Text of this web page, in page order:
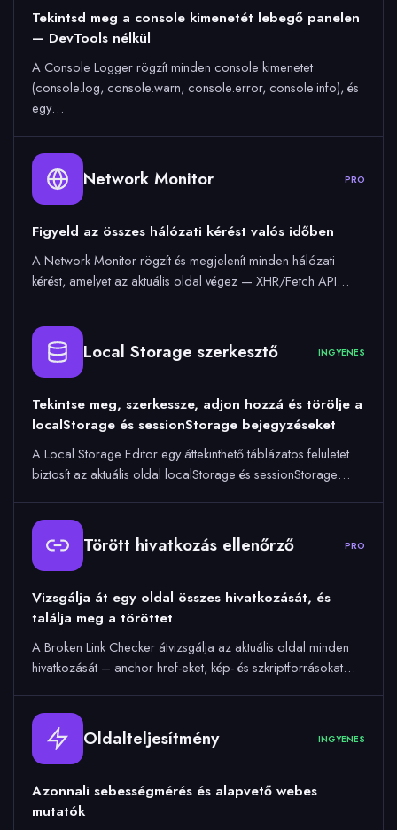
Tekintsd meg a console kimenetét lebegő panelen
— DevTools nélkül
A Console Logger rögzít minden console kimenetet
(console.log, console.warn, console.error, console.info), és
egy…
Network Monitor PRO
Figyeld az összes hálózati kérést valós időben
A Network Monitor rögzít és megjelenít minden hálózati
kérést, amelyet az aktuális oldal végez — XHR/Fetch API…
Local Storage szerkesztő INGYENES
Tekintse meg, szerkessze, adjon hozzá és törölje a
localStorage és sessionStorage bejegyzéseket
A Local Storage Editor egy áttekinthető táblázatos felületet
biztosít az aktuális oldal localStorage és sessionStorage…
Törött hivatkozás ellenőrző PRO
Vizsgálja át egy oldal összes hivatkozását, és
találja meg a töröttet
A Broken Link Checker átvizsgálja az aktuális oldal minden
hivatkozását – anchor href-eket, kép- és szkriptforrásokat…
Oldalteljesítmény INGYENES
Azonnali sebességmérés és alapvető webes
mutatók